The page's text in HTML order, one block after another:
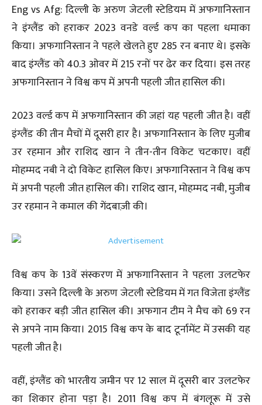
Eng vs Afg: दिल्ली के अरुण जेटली स्टेडियम में अफगानिस्तान
ने इंग्लैंड को हराकर 2023 वनडे वर्ल्ड कप का पहला धमाका
किया। अफगानिस्तान ने पहले खेलते हुए 285 रन बनाए थे। इसके
बाद इंग्लैंड को 40.3 ओवर में 215 रनों पर ढेर कर दिया। इस तरह
अफगानिस्तान ने विश्व कप में अपनी पहली जीत हासिल की।
2023 वर्ल्ड कप में अफगानिस्तान की जहां यह पहली जीत है। वहीं
इंग्लैंड की तीन मैचों में दूसरी हार है। अफगानिस्तान के लिए मुजीब
उर रहमान और राशिद खान ने तीन-तीन विकेट चटकाए। वहीं
मोहम्मद नबी ने दो विकेट हासिल किए। अफगानिस्तान ने विश्व कप
में अपनी पहली जीत हासिल की। राशिद खान, मोहम्मद नबी, मुजीब
उर रहमान ने कमाल की गेंदबाज़ी की।
विश्व कप के 13वें संस्करण में अफगानिस्तान ने पहला उलटफेर
किया। उसने दिल्ली के अरुण जेटली स्टेडियम में गत विजेता इंग्लैंड
को हराकर बड़ी जीत हासिल की। अफगान टीम ने मैच को 69 रन
से अपने नाम किया। 2015 विश्व कप के बाद टूर्नामेंट में उसकी यह
पहली जीत है।
वहीं, इंग्लैंड को भारतीय जमीन पर 12 साल में दूसरी बार उलटफेर
का शिकार होना पड़ा है। 2011 विश्व कप में बंगलूरू में उसे